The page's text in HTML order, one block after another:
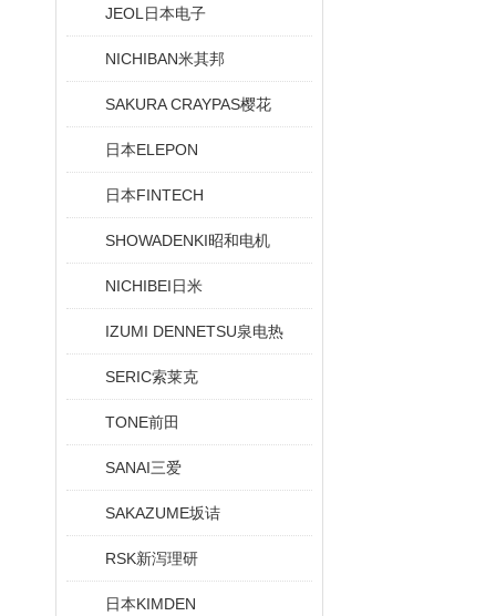
JEOL日本电子
NICHIBAN米其邦
SAKURA CRAYPAS樱花
日本ELEPON
日本FINTECH
SHOWADENKI昭和电机
NICHIBEI日米
IZUMI DENNETSU泉电热
SERIC索莱克
TONE前田
SANAI三爱
SAKAZUME坂诘
RSK新泻理研
日本KIMDEN